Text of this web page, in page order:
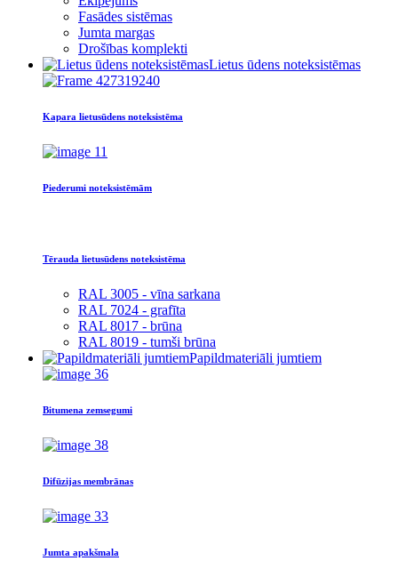
Fasādes sistēmas
Jumta margas
Drošības komplekti
Lietus ūdens noteksistēmas
Kapara lietusūdens noteksistēma
Piederumi noteksistēmām
Tērauda lietusūdens noteksistēma
RAL 3005 - vīna sarkana
RAL 7024 - grafīta
RAL 8017 - brūna
RAL 8019 - tumši brūna
Papildmateriāli jumtiem
Bitumena zemsegumi
Difūzijas membrānas
Jumta apakšmala